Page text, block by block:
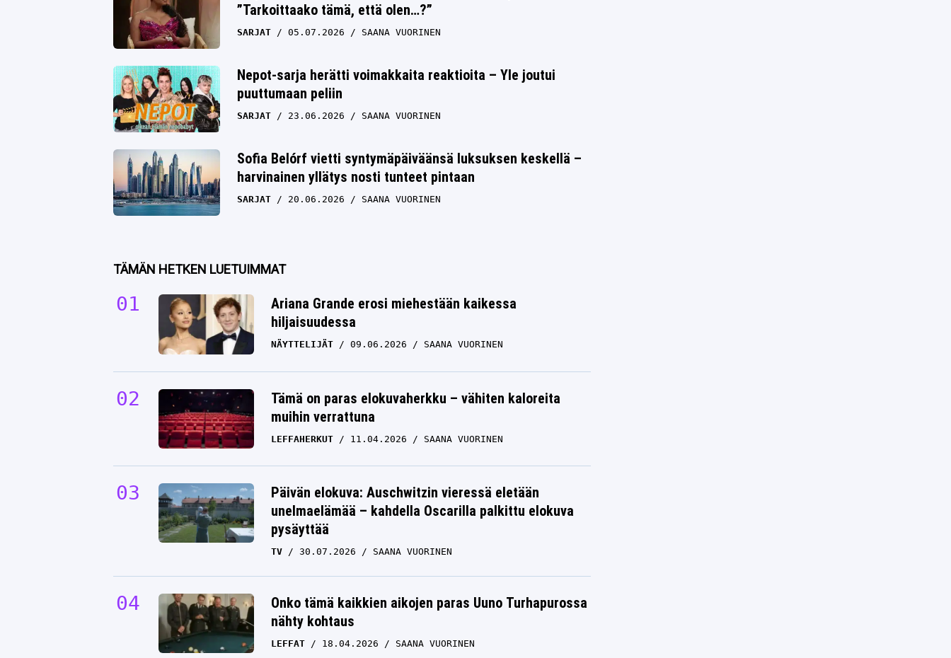
”Tarkoittaako tämä, että olen…?”
SARJAT 05.07.2026 SAANA VUORINEN
Nepot-sarja herätti voimakkaita reaktioita – Yle joutui
puuttumaan peliin
SARJAT 23.06.2026 SAANA VUORINEN
Sofia Belórf vietti syntymäpäiväänsä luksuksen keskellä –
harvinainen yllätys nosti tunteet pintaan
SARJAT 20.06.2026 SAANA VUORINEN
TÄMÄN HETKEN LUETUIMMAT
Ariana Grande erosi miehestään kaikessa
hiljaisuudessa
NÄYTTELIJÄT 09.06.2026 SAANA VUORINEN
Tämä on paras elokuvaherkku – vähiten kaloreita
muihin verrattuna
LEFFAHERKUT 11.04.2026 SAANA VUORINEN
Päivän elokuva: Auschwitzin vieressä eletään
unelmaelämää – kahdella Oscarilla palkittu elokuva
pysäyttää
TV 30.07.2026 SAANA VUORINEN
Onko tämä kaikkien aikojen paras Uuno Turhapurossa
nähty kohtaus
LEFFAT 18.04.2026 SAANA VUORINEN